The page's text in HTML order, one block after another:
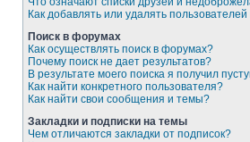
Как добавлять или удалять
Поиск в форумах
Как осуществлять поиск в форумах?
Почему поиск не дает результатов?
В результате моего поиска я получил
Как найти конкретного пользователя?
Как найти свои сообщения и темы?
Закладки и подписки на темы
Чем отличаются закладки от подписок?